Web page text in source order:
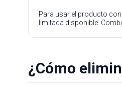
Para usar el producto
limitada disponible.
¿Cómo